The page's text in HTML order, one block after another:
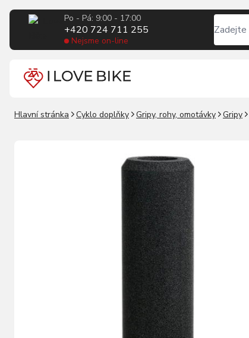
Po - Pá: 9:00 - 17:00
+420 724 711 255
Nejsme on-line
Hlavní stránka Cyklo doplňky Gripy, rohy, omotávky Gripy